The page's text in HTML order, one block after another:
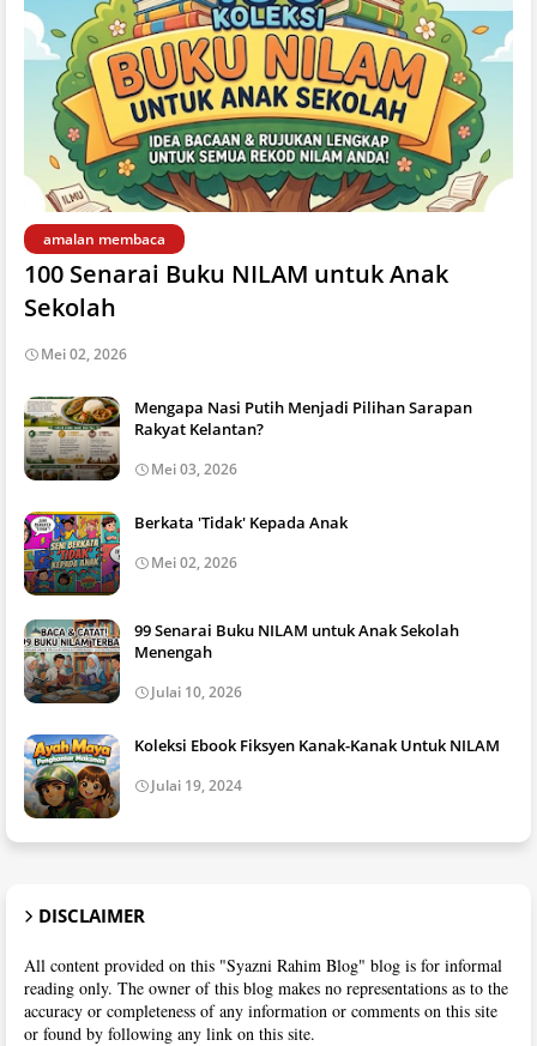
amalan membaca
100 Senarai Buku NILAM untuk Anak
Sekolah
Mei 02, 2026
Mengapa Nasi Putih Menjadi Pilihan Sarapan
Rakyat Kelantan?
Mei 03, 2026
Berkata 'Tidak' Kepada Anak
Mei 02, 2026
99 Senarai Buku NILAM untuk Anak Sekolah
Menengah
Julai 10, 2026
Koleksi Ebook Fiksyen Kanak-Kanak Untuk NILAM
Julai 19, 2024
DISCLAIMER
All content provided on this "Syazni Rahim Blog" blog is for informal
reading only. The owner of this blog makes no representations as to the
accuracy or completeness of any information or comments on this site
or found by following any link on this site.